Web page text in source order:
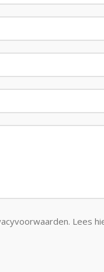
Lees